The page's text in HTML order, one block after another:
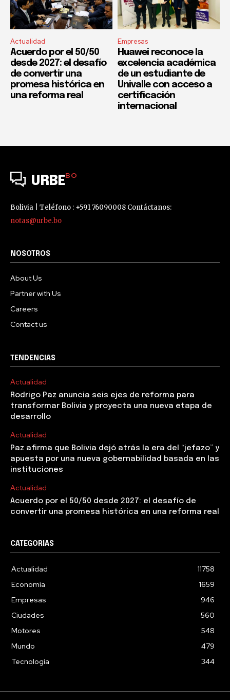
Actualidad
Acuerdo por el 50/50
desde 2027: el desafío
de convertir una
promesa histórica en
una reforma real
Empresas
Huawei reconoce la
excelencia académica
de un estudiante de
Univalle con acceso a
certificación
internacional
URBEBO
Bolivia | Teléfono : +591 76090008 Contáctanos:
notas@urbe.bo
NOSOTROS
About Us
Partner with Us
Careers
Contact us
TENDENCIAS
Actualidad
Rodrigo Paz anuncia seis ejes de reforma para
transformar Bolivia y proyecta una nueva etapa de
desarrollo
Actualidad
Paz afirma que Bolivia dejó atrás la era del “jefazo” y
apuesta por una nueva gobernabilidad basada en las
instituciones
Actualidad
Acuerdo por el 50/50 desde 2027: el desafío de
convertir una promesa histórica en una reforma real
CATEGORIAS
Actualidad
11758
Economía
1659
Empresas
946
Ciudades
560
Motores
548
Mundo
479
Tecnología
344